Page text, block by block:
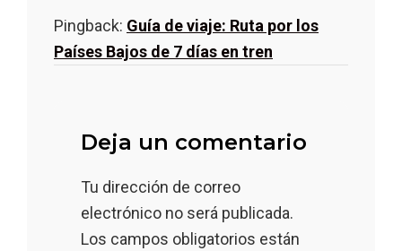
Pingback: Guía de viaje: Ruta por los
Países Bajos de 7 días en tren
Deja un comentario
Tu dirección de correo
electrónico no será publicada.
Los campos obligatorios están